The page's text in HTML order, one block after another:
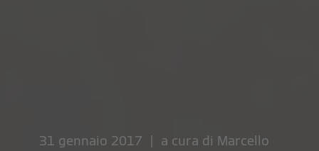
31 gennaio 2017 | a cura di Marcello